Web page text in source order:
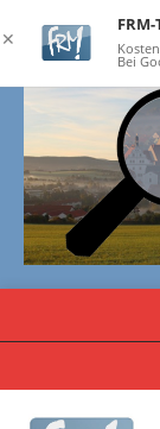
✕
FRM-
Bei